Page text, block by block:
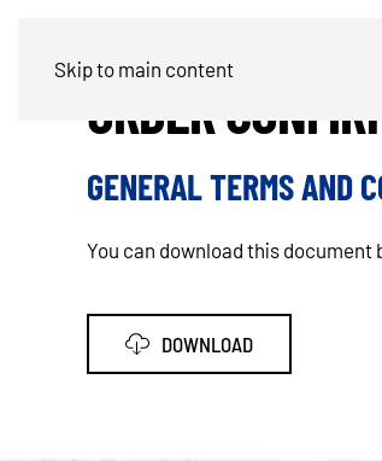
Skip to main content
ORDER
GENERAL TERMS AND
You can download this document
DOWNLOAD